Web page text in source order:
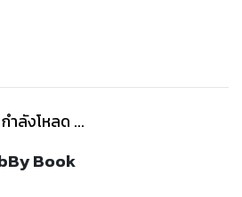
กำลังโหลด ...
Book